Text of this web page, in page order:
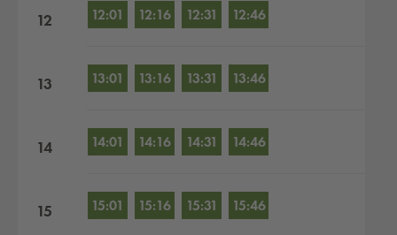
12 12:01 12:16 12:31 12:46
13 13:01 13:16 13:31 13:46
14 14:01 14:16 14:31 14:46
15 15:01 15:16 15:31 15:46